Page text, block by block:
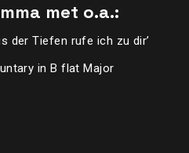
met o.a.:
der Tiefen rufe ich zu dir’
in B flat Major